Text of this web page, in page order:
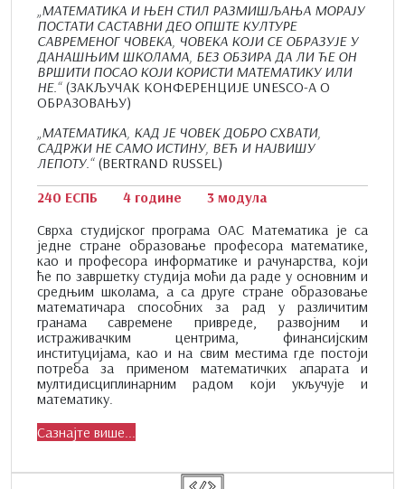
„МАТЕМАТИКА И ЊЕН СТИЛ РАЗМИШЉАЊА МОРАЈУ
ПОСТАТИ САСТАВНИ ДЕО ОПШТЕ КУЛТУРЕ
САВРЕМЕНОГ ЧОВЕКА, ЧОВЕКА КОЈИ СЕ ОБРАЗУЈЕ У
ДАНАШЊИМ ШКОЛАМА, БЕЗ ОБЗИРА ДА ЛИ ЋЕ ОН
ВРШИТИ ПОСАО КОЈИ КОРИСТИ МАТЕМАТИКУ ИЛИ
НЕ.“(ЗАКЉУЧАК КОНФЕРЕНЦИЈЕ UNESCO-A O
ОБРАЗОВАЊУ)
„МАТЕМАТИКА, КАД ЈЕ ЧОВЕК ДОБРО СХВАТИ,
САДРЖИ НЕ САМО ИСТИНУ, ВЕЋ И НАЈВИШУ
ЛЕПОТУ.“(BERTRAND RUSSEL)
240 ЕСПБ
4 године
3 модула
Сврха студијског програма ОАС Математика је са
једне стране образовање професора математике,
као и професора информатике и рачунарства, који
ће по завршетку студија моћи да раде у основним и
средњим школама, а са друге стране образовање
математичара способних за рад у различитим
гранама савремене привреде, развојним и
истраживачким центрима, финансијским
институцијама, као и на свим местима где постоји
потреба за применом математичких апарата и
мултидисциплинарним радом који укључује и
математику.
Сазнајте више...